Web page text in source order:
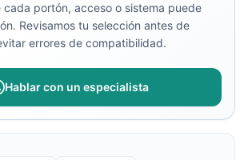
portón, acceso o sistema puede
Revisamos tu selección antes de
errores de compatibilidad.
Hablar con un especialista